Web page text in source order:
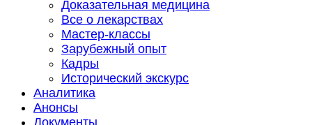
Доказательная медицина
Все о лекарствах
Мастер-классы
Зарубежный опыт
Кадры
Исторический экскурс
Аналитика
Анонсы